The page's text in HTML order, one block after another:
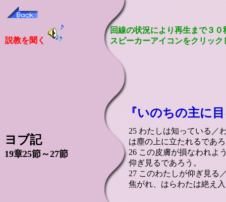
ヨブ記
19章25節～27節
25 わたしは知っている／
は塵の上に立たれるであ
26 この皮膚が損なわれよ
仰ぎ見るであろう。
27 このわたしが仰ぎ見る
焦がれ、はらわたは絶え
説教を聞く
『いのちの主に
回線の状況により再生まで３
スピーカーアイコンをクリッ